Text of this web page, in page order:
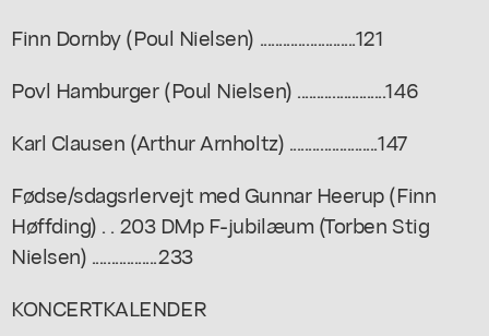
Finn Dornby (Poul Nielsen) .........................121
Povl Hamburger (Poul Nielsen) .......................146
Karl Clausen (Arthur Arnholtz) .......................147
Fødse/sdagsrlervejt med Gunnar Heerup (Finn
Høffding) . . 203 DMp F-jubilæum (Torben Stig
Nielsen) .................233
KONCERTKALENDER